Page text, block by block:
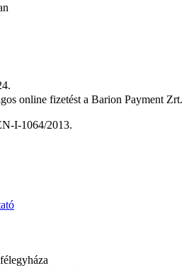
online fizetést a Barion Payment Zrt.
I-1064/2013.